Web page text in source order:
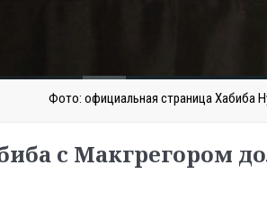
Фото: официальная страница Хабиба
с Макгрегором